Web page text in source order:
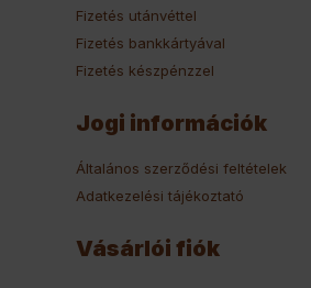
Fizetés utánvéttel
Fizetés bankkártyával
Fizetés készpénzzel
Jogi információk
Általános szerződési feltételek
Adatkezelési tájékoztató
Vásárlói fiók